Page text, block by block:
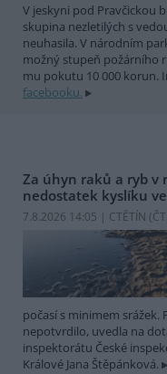
V jeskyni pod Pravčickou
skupina nezletilých s
neuhasila. V národním
možný stupeň požárního
mu pokutu 10 000 korun.
facebooku.
Za úhyn raků a ryb v
nedostatek kyslíku
7.8.2026 14:05 | CTĚTÍN (
počasí s minimem
nepotvrdilo, uvedla na
inspektorátu České
Králové Jana Štěpánková.